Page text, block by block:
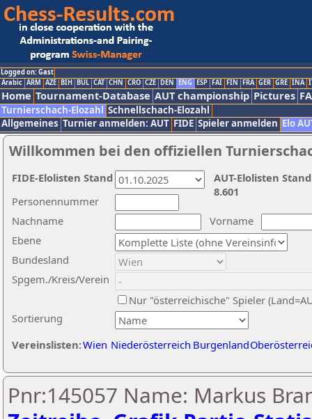
Logged on: Gast
Arabic ARM AZE BIH BUL CAT CHN CRO CZE DEN ENG ESP FAI FIN FRA GER GRE INA
Home Tournament-Database AUT championship Pictures
Turnierschach-Elozahl Schnellschach-Elozahl
Allgemeines Turnier anmelden: AUT FIDE Spieler anmelden Elo
Willkommen bei den offiziellen
Nachname
Vorname
Ebene
Sortierung
Personennummer
Bundesland
Spgem./Kreis/Verein
Nur "österreichische" Spieler
Vereinslisten:Wien Niederösterreich Burgenland
AUT-Elolisten
8.601
FIDE-Elolisten Stand
Pnr:145057 Name: Markus